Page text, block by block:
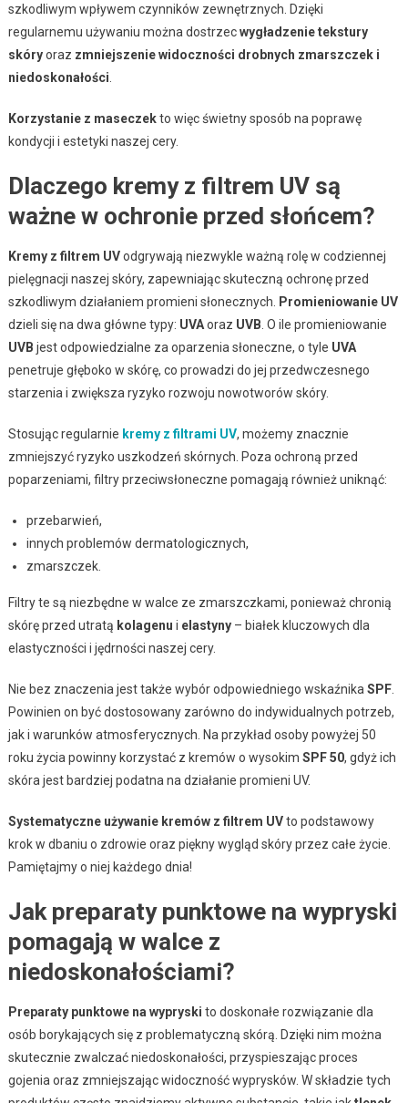
szkodliwym wpływem czynników zewnętrznych. Dzięki
regularnemu używaniu można dostrzecwygładzenie tekstury
skóryoraz zmniejszenie widoczności drobnych zmarszczek i
niedoskonałości
Korzystanie z maseczekto więc świetny sposób na poprawę
kondycji i estetyki naszej cery.
Dlaczego kremy z filtrem UV są
ważne w ochronie przed słońcem?
Kremy z filtrem UVodgrywają niezwykle ważną rolę w codziennej
pielęgnacji naszej skóry, zapewniając skuteczną ochronę przed
szkodliwym działaniem promieni słonecznych.
Promieniowanie UV
dzieli się na dwa główne typy: UVAoraz UVB . O ile promieniowanie
UVB jest odpowiedzialne za oparzenia słoneczne, o tyle UVA
penetruje głęboko w skórę, co prowadzi do jej przedwczesnego
starzenia i zwiększa ryzyko rozwoju nowotworów skóry.
Stosując regularnie kremy z filtrami UV, możemy znacznie
zmniejszyć ryzyko uszkodzeń skórnych. Poza ochroną przed
poparzeniami, filtry przeciwsłoneczne pomagają również uniknąć:
przebarwień,
innych problemów dermatologicznych,
zmarszczek.
Filtry te są niezbędne w walce ze zmarszczkami, ponieważ chronią
skórę przed utratą kolagenu i elastyny– białek kluczowych dla
elastyczności i jędrności naszej cery.
Nie bez znaczenia jest także wybór odpowiedniego wskaźnika SPF.
Powinien on być dostosowany zarówno do indywidualnych potrzeb,
jak i warunków atmosferycznych. Na przykład osoby powyżej 50
roku życia powinny korzystać z kremów o wysokim SPF 50, gdyż ich
skóra jest bardziej podatna na działanie promieni UV.
Systematyczne używanie kremów z filtrem UVto podstawowy
krok w dbaniu o zdrowie oraz piękny wygląd skóry przez całe życie.
Pamiętajmy o niej każdego dnia!
Jak preparaty punktowe na wypryski
pomagają w walce z
niedoskonałościami?
Preparaty punktowe na wypryski to doskonałe rozwiązanie dla
osób borykających się z problematyczną skórą. Dzięki nim można
skutecznie zwalczać niedoskonałości, przyspieszając proces
gojenia oraz zmniejszając widoczność wyprysków. W składzie tych